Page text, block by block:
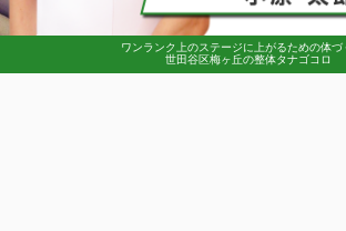
ワンランク上のステージに上がるための体づ
世田谷区梅ヶ丘の整体タナゴコロ